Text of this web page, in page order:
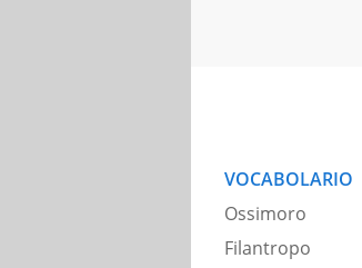
VOCABOLARIO
Ossimoro
Filantropo